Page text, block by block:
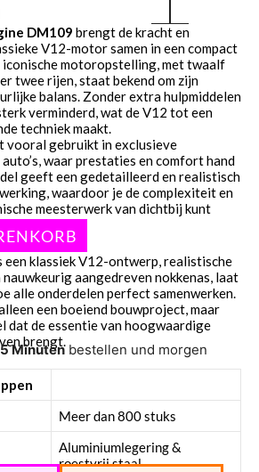
DM109 brengt de kracht en
V12-motor samen in een compact
iconische motoropstelling, met twaalf
twee rijen, staat bekend om zijn
balans. Zonder extra hulpmiddelen
verminderd, wat de V12 tot een
techniek maakt.
gebruikt in exclusieve
waar prestaties en comfort hand
geeft een gedetailleerd en realistisch
waardoor je de complexiteit en
meesterwerk van dichtbij kunt
een klassiek V12-ontwerp, realistische
aangedreven nokkenas, laat
alle onderdelen perfect samenwerken.
een boeiend bouwproject, maar
dat de essentie van hoogwaardige
brengt.
Meer dan 800 stuks
Aluminiumlegering &
roestvrij staal
Minutenbestellen und morgen